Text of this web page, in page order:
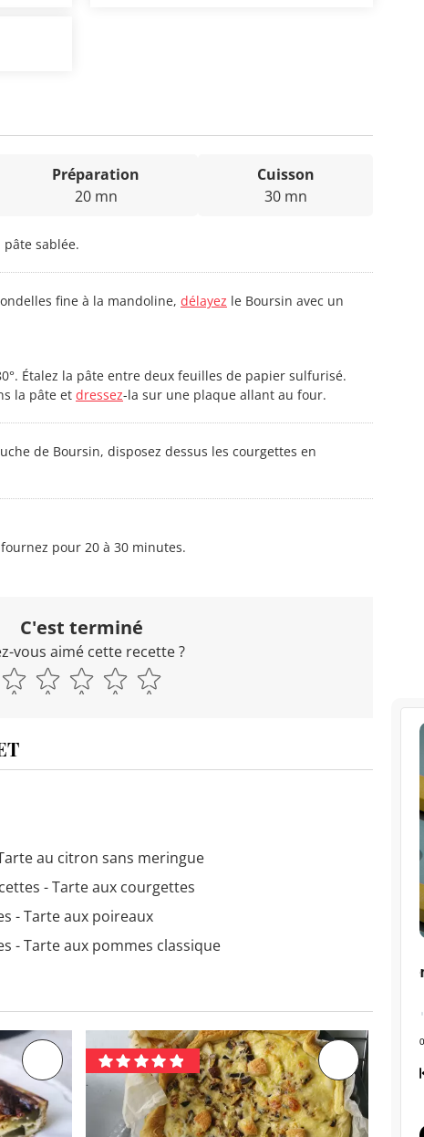
Préparation
20 mn
Cuisson
30 mn
sablée.
fine à la mandoline, délayez le Boursin avec un
Étalez la pâte entre deux feuilles de papier sulfurisé.
la pâte et dressez-la sur une plaque allant au four.
de Boursin, disposez dessus les courgettes en
pour 20 à 30 minutes.
C'est terminé
vous aimé cette recette ?
au citron sans meringue
- Tarte aux courgettes
- Tarte aux poireaux
- Tarte aux pommes classique